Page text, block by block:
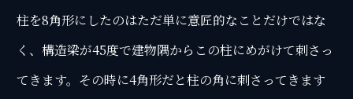
柱を8角形にしたのはただ単に意匠的なことだけではな
く、構造梁が45度で建物隅からこの柱にめがけて刺さっ
てきます。その時に4角形だと柱の角に刺さってきます